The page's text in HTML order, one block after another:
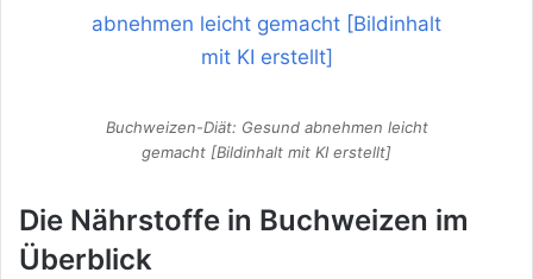
Buchweizen-Diät: Gesund abnehmen leicht
gemacht [Bildinhalt mit KI erstellt]
Die Nährstoffe in Buchweizen im
Überblick